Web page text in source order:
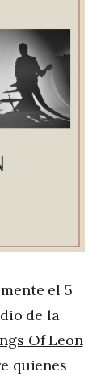
el 5
de la
Of Leon
quienes